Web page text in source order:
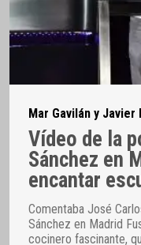
Mar Gavilán y Javier
Vídeo de la
Sánchez en
encantar
Comentaba José
Sánchez en Madrid
cocinero fascinante,